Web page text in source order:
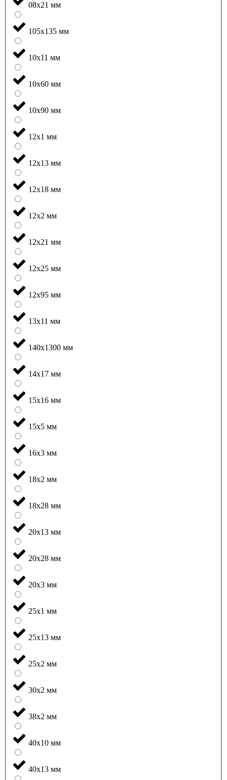
08x21 мм
105x135 мм
10x11 мм
10x60 мм
10x90 мм
12x1 мм
12x13 мм
12x18 мм
12x2 мм
12x21 мм
12x25 мм
12x95 мм
13x11 мм
140x1300 мм
14x17 мм
15x16 мм
15x5 мм
16x3 мм
18x2 мм
18x28 мм
20x13 мм
20x28 мм
20x3 мм
25x1 мм
25x13 мм
25x2 мм
30x2 мм
38x2 мм
40x10 мм
40x13 мм